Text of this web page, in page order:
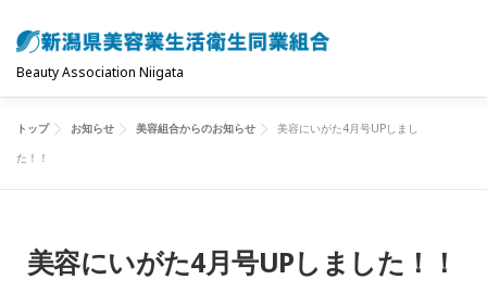
ン
Beauty Association Niigata
トップ 組合について 組合の主な事業
トップ お知らせ 美容組合からのお知らせ
美容にいがた4月号UPしまし
た！！
美容にいがた4月号UPしました！！